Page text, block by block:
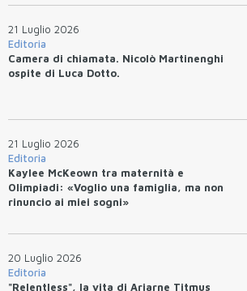
21 Luglio 2026
Editoria
Camera di chiamata. Nicolò Martinenghi
ospite di Luca Dotto.
21 Luglio 2026
Editoria
Kaylee McKeown tra maternità e
Olimpiadi: «Voglio una famiglia, ma non
rinuncio ai miei sogni»
20 Luglio 2026
Editoria
"Relentless", la vita di Ariarne Titmus